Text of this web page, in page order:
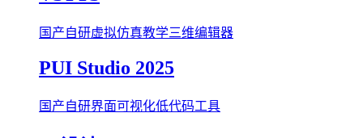
国产自研虚拟仿真教学三维编辑器
PUI Studio 2025
国产自研界面可视化低代码工具